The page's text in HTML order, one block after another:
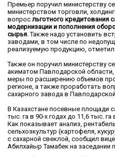
Премьер поручил министерству
министерством торговли,
вопрос льготного кредитования
модернизации и пополнения
сырья. Также надо установить
заводами, в том числе по
реализуемую продукцию,
Также он поручил министерству
акиматом Павлодарской
меры по расширению объемов
регионе, а также проработать
сахарного завода в
В Казахстане посевные площади
тыс. га в 90-х годах до 11,6 тыс. га
Как показывает анализ,
сельхозкультур (картофеля,
с сахарной свеклой, сообщил
Абилхайыр Тамабек на заседании